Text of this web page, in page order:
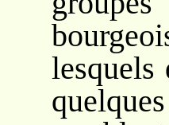
lesquels